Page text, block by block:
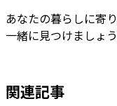
あなたの暮らしに寄
一緒に見つけましょう
関連記事